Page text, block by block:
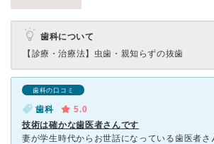
歯科について
【診療・治療法】 虫歯・親知らずの抜歯
歯科の口コミ
歯科
5.0
技術は確かな歯医者さんです